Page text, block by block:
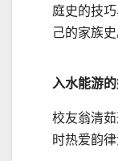
庭史的技
己的家族史
入水能游
校友翁清
时热爱韵律